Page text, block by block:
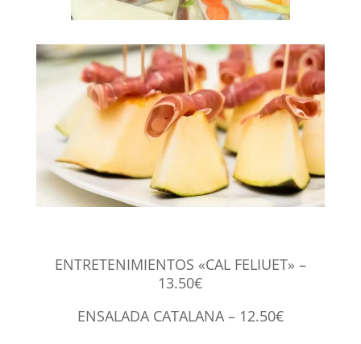
ENTRETENIMIENTOS «CAL FELIUET» –
13.50€
ENSALADA CATALANA – 12.50€